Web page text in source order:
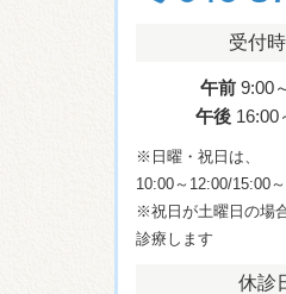
受付
午前9:00
午後16:00
※日曜・祝日は、
10:00～12:00/15:00
※祝日が土曜日の場
診療します
休診